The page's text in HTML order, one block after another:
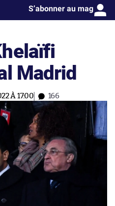
S’abonner au mag
Madrid
À 17:00 166